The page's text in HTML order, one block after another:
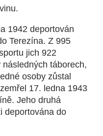
1942 deportován
Terezína. Z 995
jich 922
táborech,
osoby zůstal
17. ledna 1943
Jeho druhá
deportována do